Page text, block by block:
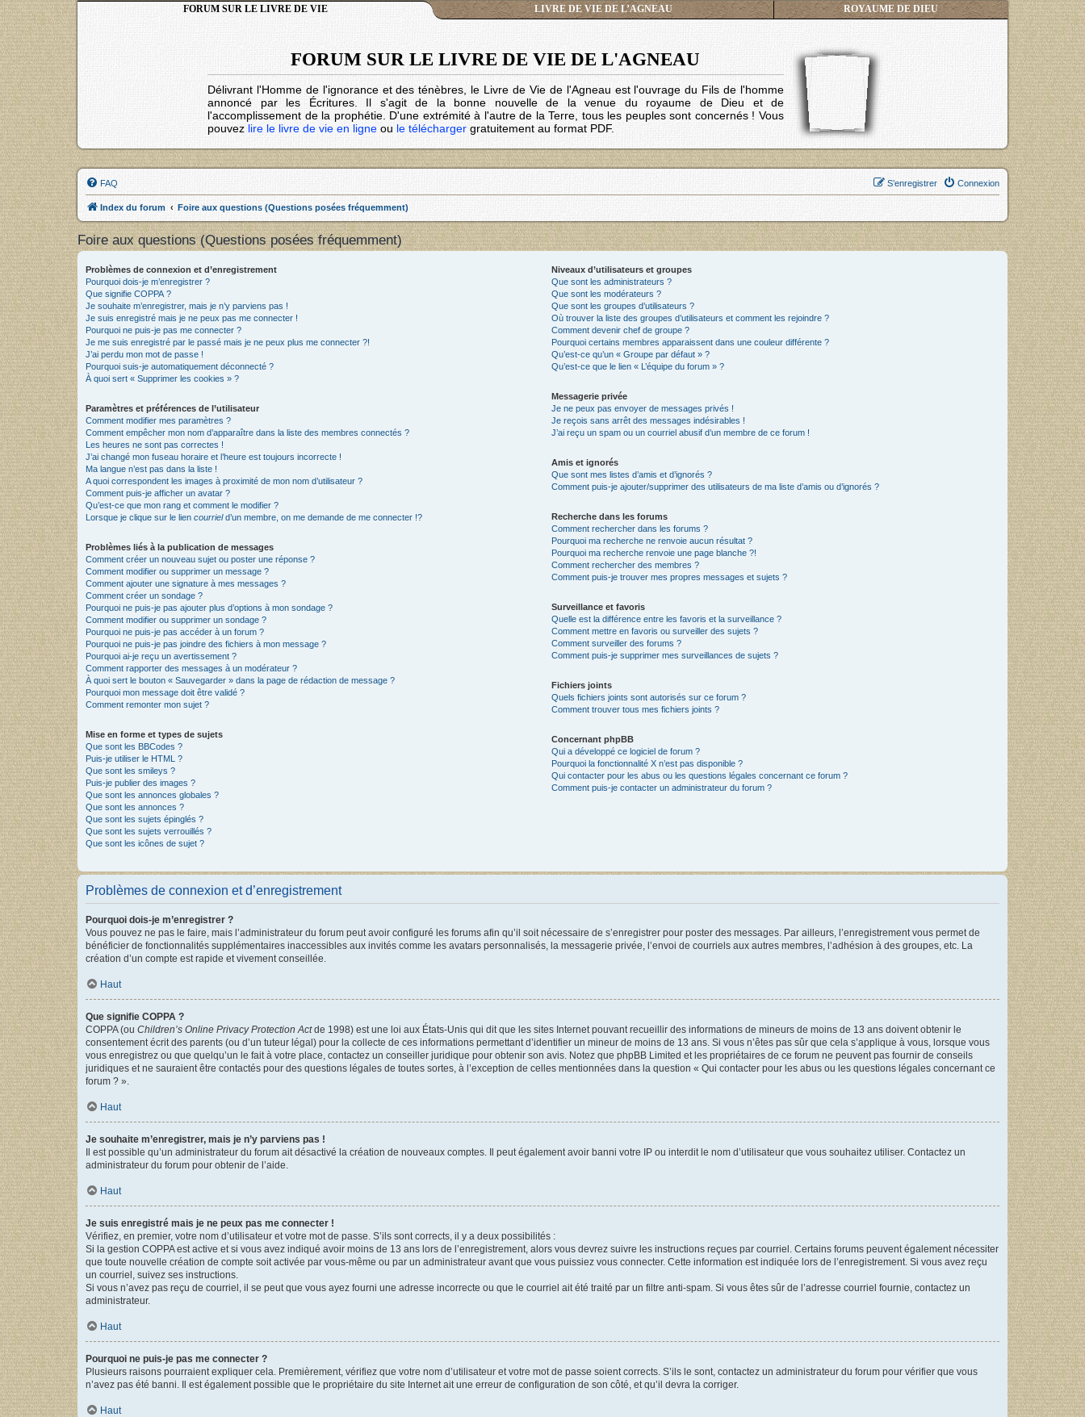
FORUM SUR LE LIVRE DE VIE LIVRE DE VIE DE L’AGNEAU ROYAUME DE DIEU
FORUM SUR LE LIVRE DE VIE DE L'AGNEAU
Délivrant l'Homme de l'ignorance et des ténèbres, le Livre de Vie de l'Agneau est l'ouvrage du Fils de l'homme
annoncé par les Écritures. Il s'agit de la bonne nouvelle de la venue du royaume de Dieu et de
l'accomplissement de la prophétie. D'une extrémité à l'autre de la Terre, tous les peuples sont concernés ! Vous
pouvez lire le livre de vie en ligne ou le télécharger gratuitement au format PDF.
FAQ Connexion
S’enregistrer
Index du forum Foire aux questions (Questions posées fréquemment)
Foire aux questions (Questions posées fréquemment)
Problèmes de connexion et d’enregistrement
Pourquoi dois-je m’enregistrer ?
Que signifie COPPA ?
Je souhaite m’enregistrer, mais je n’y parviens pas !
Je suis enregistré mais je ne peux pas me connecter !
Pourquoi ne puis-je pas me connecter ?
Je me suis enregistré par le passé mais je ne peux plus me connecter ?!
J’ai perdu mon mot de passe !
Pourquoi suis-je automatiquement déconnecté ?
À quoi sert « Supprimer les cookies » ?
Paramètres et préférences de l’utilisateur
Comment modifier mes paramètres ?
Comment empêcher mon nom d’apparaître dans la liste des membres connectés ?
Les heures ne sont pas correctes !
J’ai changé mon fuseau horaire et l’heure est toujours incorrecte !
Ma langue n’est pas dans la liste !
A quoi correspondent les images à proximité de mon nom d’utilisateur ?
Comment puis-je afficher un avatar ?
Qu’est-ce que mon rang et comment le modifier ?
Lorsque je clique sur le lien courrield’un membre, on me demande de me connecter !?
Problèmes liés à la publication de messages
Comment créer un nouveau sujet ou poster une réponse ?
Comment modifier ou supprimer un message ?
Comment ajouter une signature à mes messages ?
Comment créer un sondage ?
Pourquoi ne puis-je pas ajouter plus d’options à mon sondage ?
Comment modifier ou supprimer un sondage ?
Pourquoi ne puis-je pas accéder à un forum ?
Pourquoi ne puis-je pas joindre des fichiers à mon message ?
Pourquoi ai-je reçu un avertissement ?
Comment rapporter des messages à un modérateur ?
À quoi sert le bouton « Sauvegarder » dans la page de rédaction de message ?
Pourquoi mon message doit être validé ?
Comment remonter mon sujet ?
Mise en forme et types de sujets
Que sont les BBCodes ?
Puis-je utiliser le HTML ?
Que sont les smileys ?
Puis-je publier des images ?
Que sont les annonces globales ?
Que sont les annonces ?
Que sont les sujets épinglés ?
Que sont les sujets verrouillés ?
Que sont les icônes de sujet ?
Niveaux d’utilisateurs et groupes
Que sont les administrateurs ?
Que sont les modérateurs ?
Que sont les groupes d’utilisateurs ?
Où trouver la liste des groupes d’utilisateurs et comment les rejoindre ?
Comment devenir chef de groupe ?
Pourquoi certains membres apparaissent dans une couleur différente ?
Qu’est-ce qu’un « Groupe par défaut » ?
Qu’est-ce que le lien « L’équipe du forum » ?
Messagerie privée
Je ne peux pas envoyer de messages privés !
Je reçois sans arrêt des messages indésirables !
J’ai reçu un spam ou un courriel abusif d’un membre de ce forum !
Amis et ignorés
Que sont mes listes d’amis et d’ignorés ?
Comment puis-je ajouter/supprimer des utilisateurs de ma liste d’amis ou d’ignorés ?
Recherche dans les forums
Comment rechercher dans les forums ?
Pourquoi ma recherche ne renvoie aucun résultat ?
Pourquoi ma recherche renvoie une page blanche ?!
Comment rechercher des membres ?
Comment puis-je trouver mes propres messages et sujets ?
Surveillance et favoris
Quelle est la différence entre les favoris et la surveillance ?
Comment mettre en favoris ou surveiller des sujets ?
Comment surveiller des forums ?
Comment puis-je supprimer mes surveillances de sujets ?
Fichiers joints
Quels fichiers joints sont autorisés sur ce forum ?
Comment trouver tous mes fichiers joints ?
Concernant phpBB
Qui a développé ce logiciel de forum ?
Pourquoi la fonctionnalité X n’est pas disponible ?
Qui contacter pour les abus ou les questions légales concernant ce forum ?
Comment puis-je contacter un administrateur du forum ?
Problèmes de connexion et d’enregistrement
Pourquoi dois-je m’enregistrer ?
Vous pouvez ne pas le faire, mais l’administrateur du forum peut avoir configuré les forums afin qu’il soit nécessaire de s’enregistrer pour poster des messages. Par ailleurs, l’enregistrement vous permet de
bénéficier de fonctionnalités supplémentaires inaccessibles aux invités comme les avatars personnalisés, la messagerie privée, l’envoi de courriels aux autres membres, l’adhésion à des groupes, etc. La
création d’un compte est rapide et vivement conseillée.
Haut
Que signifie COPPA ?
COPPA (ou Children’s Online Privacy Protection Actde 1998) est une loi aux États-Unis qui dit que les sites Internet pouvant recueillir des informations de mineurs de moins de 13 ans doivent obtenir le
consentement écrit des parents (ou d’un tuteur légal) pour la collecte de ces informations permettant d’identifier un mineur de moins de 13 ans. Si vous n’êtes pas sûr que cela s’applique à vous, lorsque vous
vous enregistrez ou que quelqu’un le fait à votre place, contactez un conseiller juridique pour obtenir son avis. Notez que phpBB Limited et les propriétaires de ce forum ne peuvent pas fournir de conseils
juridiques et ne sauraient être contactés pour des questions légales de toutes sortes, à l’exception de celles mentionnées dans la question « Qui contacter pour les abus ou les questions légales concernant ce
forum ? ».
Haut
Je souhaite m’enregistrer, mais je n’y parviens pas !
Il est possible qu’un administrateur du forum ait désactivé la création de nouveaux comptes. Il peut également avoir banni votre IP ou interdit le nom d’utilisateur que vous souhaitez utiliser. Contactez un
administrateur du forum pour obtenir de l’aide.
Haut
Je suis enregistré mais je ne peux pas me connecter !
Vérifiez, en premier, votre nom d’utilisateur et votre mot de passe. S’ils sont corrects, il y a deux possibilités :
Si la gestion COPPA est active et si vous avez indiqué avoir moins de 13 ans lors de l’enregistrement, alors vous devrez suivre les instructions reçues par courriel. Certains forums peuvent également nécessiter
que toute nouvelle création de compte soit activée par vous-même ou par un administrateur avant que vous puissiez vous connecter. Cette information est indiquée lors de l’enregistrement. Si vous avez reçu
un courriel, suivez ses instructions.
Si vous n’avez pas reçu de courriel, il se peut que vous ayez fourni une adresse incorrecte ou que le courriel ait été traité par un filtre anti-spam. Si vous êtes sûr de l’adresse courriel fournie, contactez un
administrateur.
Haut
Pourquoi ne puis-je pas me connecter ?
Plusieurs raisons pourraient expliquer cela. Premièrement, vérifiez que votre nom d’utilisateur et votre mot de passe soient corrects. S’ils le sont, contactez un administrateur du forum pour vérifier que vous
n’avez pas été banni. Il est également possible que le propriétaire du site Internet ait une erreur de configuration de son côté, et qu’il devra la corriger.
Haut